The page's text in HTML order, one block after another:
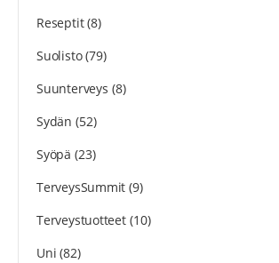
Reseptit(8)
Suolisto(79)
Suunterveys (8)
Sydän (52)
Syöpä (23)
TerveysSummit (9)
Terveystuotteet(10)
Uni (82)